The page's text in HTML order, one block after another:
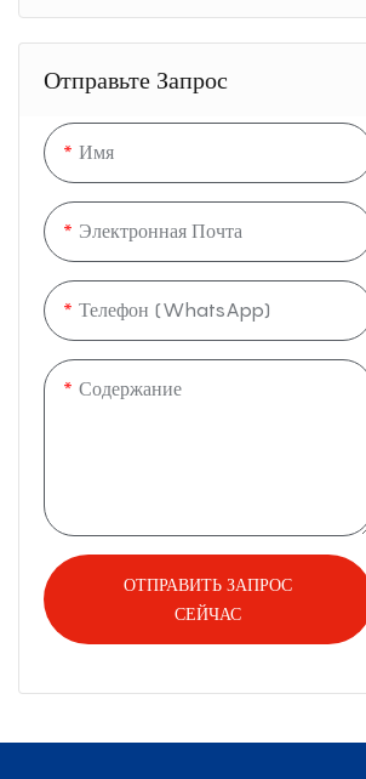
Стеклянные тумблеры & чашки
Керамические чашки & кружки
Отправьте Запрос
Имя
Электронная Почта
Телефон (WhatsApp)
Содержание
ОТПРАВИТЬ ЗАПРОС
СЕЙЧАС